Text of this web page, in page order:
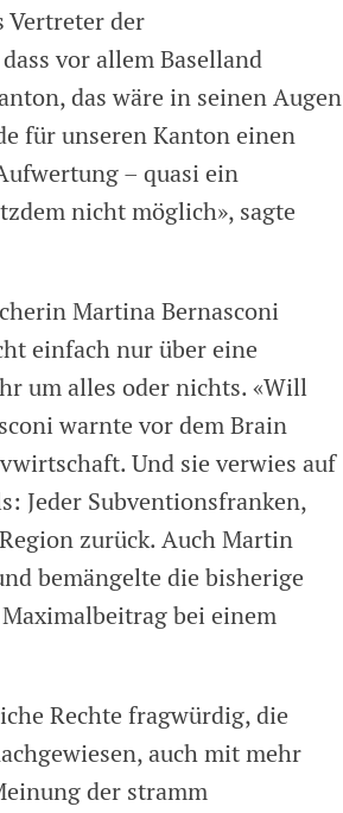
Vertreter der
vor allem Baselland
das wäre in seinen Augen
für unseren Kanton einen
– quasi ein
nicht möglich», sagte
Martina Bernasconi
einfach nur über eine
um alles oder nichts. «Will
warnte vor dem Brain
Und sie verwies auf
Jeder Subventionsfranken,
zurück. Auch Martin
bemängelte die bisherige
bei einem
Rechte fragwürdig, die
auch mit mehr
der stramm